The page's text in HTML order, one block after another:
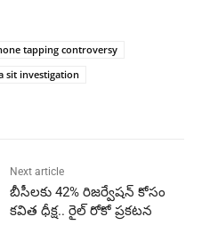
tapping controversy
sit investigation
Next article
బీసీలకు 42% రిజర్వేషన్ కోసం
కవిత ధీక్ష.. రైల్ రోకో ప్రకటన